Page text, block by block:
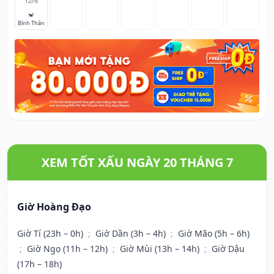
🐒
Bính Thân
XEM TỐT XẤU NGÀY 20 THÁNG 7
Giờ Hoàng Đạo
Giờ Tí (23h – 0h) ; Giờ Dần (3h – 4h) ; Giờ Mão (5h – 6h)
; Giờ Ngọ (11h – 12h) ; Giờ Mùi (13h – 14h) ; Giờ Dậu
(17h – 18h)